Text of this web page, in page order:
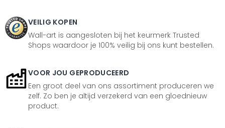
VEILIG KOPEN
Wall-art is aangesloten bij het keurmerk Trusted
Shops waardoor je 100% veilig bij ons kunt bestellen.
VOOR JOU GEPRODUCEERD
Een groot deel van ons assortiment produceren we
zelf. Zo ben je altijd verzekerd van een gloednieuw
product.